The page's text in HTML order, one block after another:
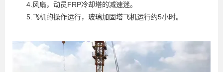
4.风扇，动员FRP冷却塔的减速迷。
5.飞机的操作运行，玻璃加固塔飞机运行约5小时。